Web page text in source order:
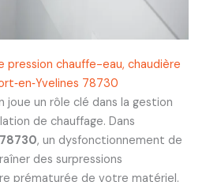
pression chauffe-eau, chaudière
78730
joue un rôle clé dans la gestion
de chauffage. Dans
, un dysfonctionnement de
des surpressions
prématurée de votre matériel.